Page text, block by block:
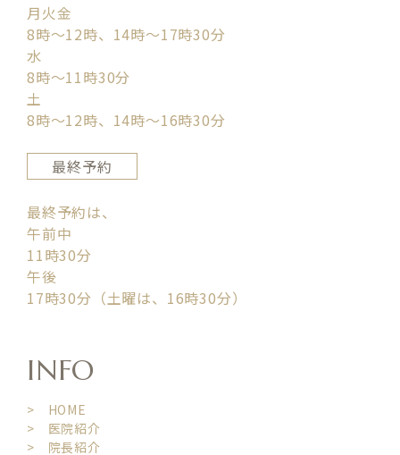
月火金
8時〜12時、14時〜17時30分
水
8時〜11時30分
土
8時〜12時、14時〜16時30分
最終予約
最終予約は、
午前中
11時30分
午後
17時30分（土曜は、16時30分）
INFO
> HOME
> 医院紹介
> 院長紹介